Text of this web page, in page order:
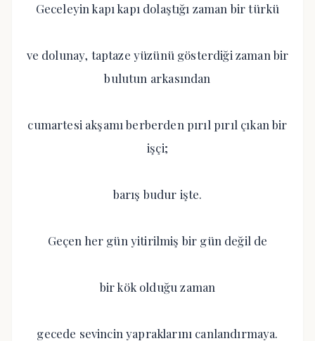
Geceleyin kapı kapı dolaştığı zaman bir türkü
ve dolunay, taptaze yüzünü gösterdiği zaman bir
bulutun arkasından
cumartesi akşamı berberden pırıl pırıl çıkan bir
işçi;
barış budur işte.
Geçen her gün yitirilmiş bir gün değil de
bir kök olduğu zaman
gecede sevincin yapraklarını canlandırmaya.